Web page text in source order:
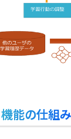
能の仕組み